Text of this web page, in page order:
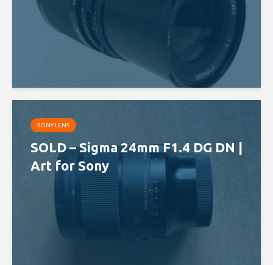
SONY LENS
SOLD – Sigma 24mm F1.4 DG DN |
Art for Sony